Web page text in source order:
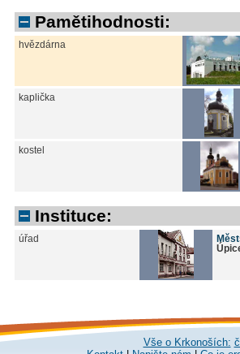
Pamětihodnosti:
hvězdárna
kaplička
kostel
Instituce:
úřad
Vše o Krkonoších: